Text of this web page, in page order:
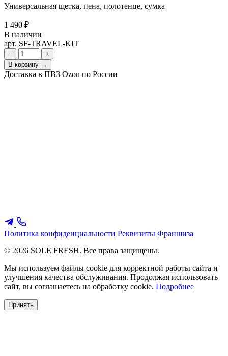
Универсальная щетка, пена, полотенце, сумка
1 490 ₽
В наличии
арт. SF-TRAVEL-KIT
−
+
В корзину →
Доставка в ПВЗ Ozon по России
Политика конфиденциальности Реквизиты Франшиза
© 2026 SOLE FRESH. Все права защищены.
Мы используем файлы cookie для корректной работы сайта и
улучшения качества обслуживания. Продолжая использовать
сайт, вы соглашаетесь на обработку cookie. Подробнее
Принять